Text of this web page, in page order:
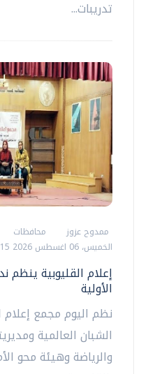
تدريبات...
ممدوح عزوز
محافظات
الخميس، 06 اغسطس 2026 09:15 م
إعلام القليوبية ينظم
الأولية
نظم اليوم مجمع إعلام
الشبان العالمية
والرياضة وهيئة محو